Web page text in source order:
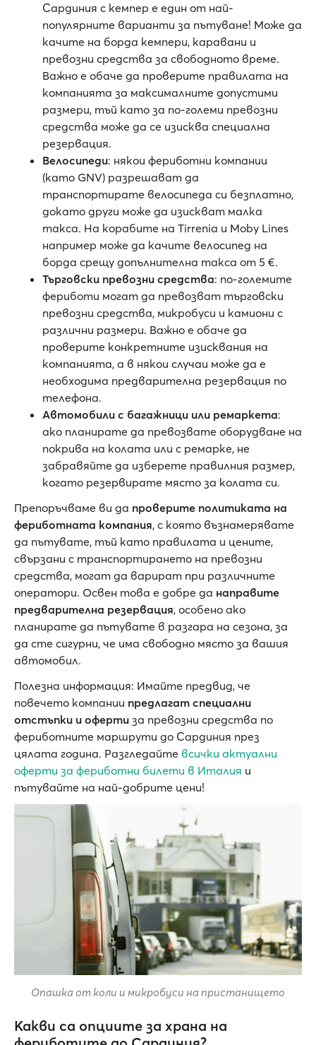
Сардиния с кемпер е един от най-
популярните варианти за пътуване! Може да
качите на борда кемпери, каравани и
превозни средства за свободното време.
Важно е обаче да проверите правилата на
компанията за максималните допустими
размери, тъй като за по-големи превозни
средства може да се изисква специална
резервация.
Велосипеди: някои фериботни компании
(като GNV) разрешават да
транспортирате велосипеда си безплатно,
докато други може да изискват малка
такса. На корабите на Tirrenia и Moby Lines
например може да качите велосипед на
борда срещу допълнителна такса от 5 €.
Търговски превозни средства: по-големите
фериботи могат да превозват търговски
превозни средства, микробуси и камиони с
различни размери. Важно е обаче да
проверите конкретните изисквания на
компанията, а в някои случаи може да е
необходима предварителна резервация по
телефона.
Автомобили с багажници или ремаркета:
ако планирате да превозвате оборудване на
покрива на колата или с ремарке, не
забравяйте да изберете правилния размер,
когато резервирате място за колата си.
Препоръчваме ви да проверите политиката на
фериботната компания, с която възнамерявате
да пътувате, тъй като правилата и цените,
свързани с транспортирането на превозни
средства, могат да варират при различните
оператори. Освен това е добре да направите
предварителна резервация, особено ако
планирате да пътувате в разгара на сезона, за
да сте сигурни, че има свободно място за вашия
автомобил.
Полезна информация: Имайте предвид, че
повечето компании предлагат специални
отстъпки и оферти за превозни средства по
фериботните маршрути до Сардиния през
цялата година. Разгледайте всички актуални
оферти за фериботни билети в Италия и
пътувайте на най-добрите цени!
Опашка от коли и микробуси на пристанището
Какви са опциите за храна на